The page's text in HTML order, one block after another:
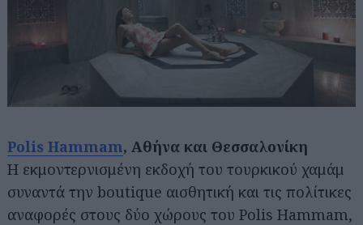
Polis Hammam, Αθήνα και Θεσσαλονίκη
Η εκμοντερνισμένη εκδοχή του τουρκικού χαμάμ
συναντά την boutique αισθητική και τις πολίτικες
αναφορές στους δύο χώρους του Polis Hammam,